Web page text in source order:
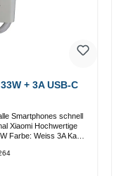
C
Smartphones schnell